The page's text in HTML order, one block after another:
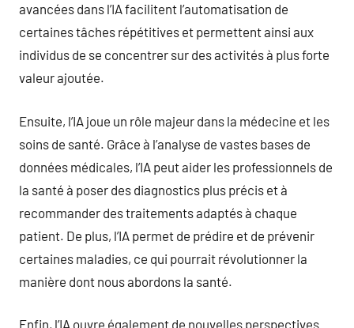
avancées dans l’IA facilitent l’automatisation de
certaines tâches répétitives et permettent ainsi aux
individus de se concentrer sur des activités à plus forte
valeur ajoutée.
Ensuite, l’IA joue un rôle majeur dans la médecine et les
soins de santé. Grâce à l’analyse de vastes bases de
données médicales, l’IA peut aider les professionnels de
la santé à poser des diagnostics plus précis et à
recommander des traitements adaptés à chaque
patient. De plus, l’IA permet de prédire et de prévenir
certaines maladies, ce qui pourrait révolutionner la
manière dont nous abordons la santé.
Enfin, l’IA ouvre également de nouvelles perspectives